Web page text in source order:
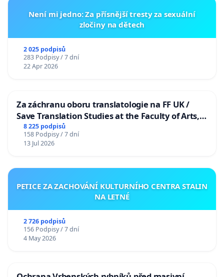
Není mi jedno: Za přísnější tresty za sexuální
zločiny na dětech
2 025 podpisů
283 Podpisy / 7 dní
22 Apr 2026
Za záchranu oboru translatologie na FF UK /
Save Translation Studies at the Faculty of Arts,
Charles University
8 225 podpisů
158 Podpisy / 7 dní
13 Jul 2026
PETICE ZA ZACHOVÁNÍ KULTURNÍHO CENTRA STALIN
NA LETNÉ
2 726 podpisů
156 Podpisy / 7 dní
4 May 2026